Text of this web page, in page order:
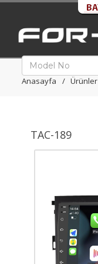
Anasayfa Ürünler
TAC-189